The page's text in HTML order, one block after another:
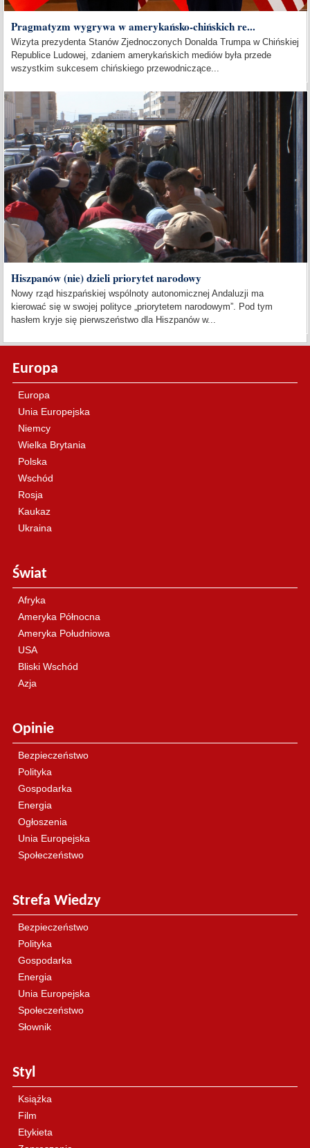
Pragmatyzm wygrywa w amerykańsko-chińskich re...
Wizyta prezydenta Stanów Zjednoczonych Donalda Trumpa w Chińskiej
Republice Ludowej, zdaniem amerykańskich mediów była przede
wszystkim sukcesem chińskiego przewodniczące...
Hiszpanów (nie) dzieli priorytet narodowy
Nowy rząd hiszpańskiej wspólnoty autonomicznej Andaluzji ma
kierować się w swojej polityce „priorytetem narodowym”. Pod tym
hasłem kryje się pierwszeństwo dla Hiszpanów w...
Europa
Europa
Unia Europejska
Niemcy
Wielka Brytania
Polska
Wschód
Rosja
Kaukaz
Ukraina
Świat
Afryka
Ameryka Północna
Ameryka Południowa
USA
Bliski Wschód
Azja
Opinie
Bezpieczeństwo
Polityka
Gospodarka
Energia
Ogłoszenia
Unia Europejska
Społeczeństwo
Strefa Wiedzy
Bezpieczeństwo
Polityka
Gospodarka
Energia
Unia Europejska
Społeczeństwo
Słownik
Styl
Książka
Film
Etykieta